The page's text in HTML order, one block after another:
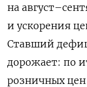
на
и ускорения
Ставший
дорожает: по
розничных